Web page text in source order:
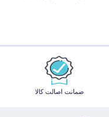
ضمانت اصالت کالا